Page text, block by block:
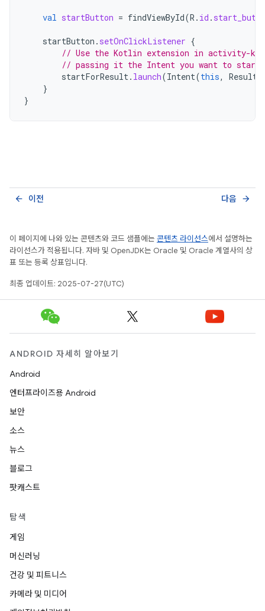
val startButton = findViewById(R . id .
startButton . setOnClickListener {
// Use the Kotlin extension in activity-ktx
// passing it the Intent you want to start
startForResult. launch(Intent(this,
}
}
이전
arrow_back 다음 arrow_forward
이 페이지에 나와 있는 콘텐츠와 코드 샘플에는 콘텐츠 라이선스에서 설명하는
라이선스가 적용됩니다. 자바 및 OpenJDK는 Oracle 및 Oracle 계열사의 상
표 또는 등록 상표입니다.
최종 업데이트: 2025-07-27(UTC)
ANDROID 자세히 알아보기
Android
엔터프라이즈용 Android
보안
소스
뉴스
블로그
팟캐스트
탐색
게임
머신러닝
건강 및 피트니스
카메라 및 미디어